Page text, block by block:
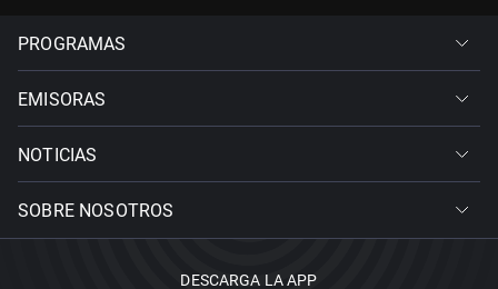
PROGRAMAS
EMISORAS
NOTICIAS
SOBRE NOSOTROS
DESCARGA LA APP